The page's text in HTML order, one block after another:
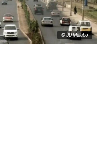
© JD Malabo